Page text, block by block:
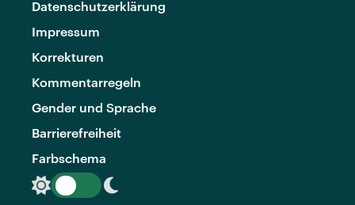
Datenschutzerklärung
Impressum
Korrekturen
Kommentarregeln
Gender und Sprache
Barrierefreiheit
Farbschema